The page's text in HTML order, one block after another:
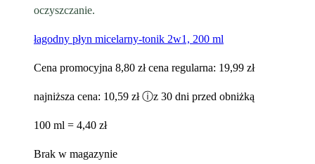
oczyszczanie.
łagodny płyn micelarny-tonik 2w1, 200 ml
Cena promocyjna 8,80 zł cena regularna: 19,99 zł
najniższa cena: 10,59 zł ⓘz 30 dni przed obniżką
100 ml = 4,40 zł
Brak w magazynie